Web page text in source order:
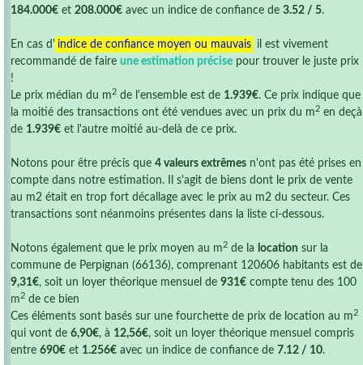
184.000€ et 208.000€ avec un indice de confiance de 3.52 / 5.
En cas d' indice de confiance moyen ou mauvais il est vivement
recommandé de faire une estimation précise pour trouver le juste prix
!
Le prix médian du m 2 de l'ensemble est de 1.939€. Ce prix indique que
la moitié des transactions ont été vendues avec un prix du m 2 en deçà
de 1.939€ et l'autre moitié au-delà de ce prix.
Notons pour être précis que 4 valeurs extrêmes n'ont pas été prises en
compte dans notre estimation. Il s'agit de biens dont le prix de vente
au m2 était en trop fort décallage avec le prix au m2 du secteur. Ces
transactions sont néanmoins présentes dans la liste ci-dessous.
Notons également que le prix moyen au m 2 de la location sur la
commune de Perpignan (66136), comprenant 120606 habitants est de
9,31€, soit un loyer théorique mensuel de 931€ compte tenu des 100
m 2 de ce bien
Ces éléments sont basés sur une fourchette de prix de location au m 2
qui vont de 6,90€, à 12,56€, soit un loyer théorique mensuel compris
entre 690€ et 1.256€ avec un indice de confiance de 7.12 / 10.